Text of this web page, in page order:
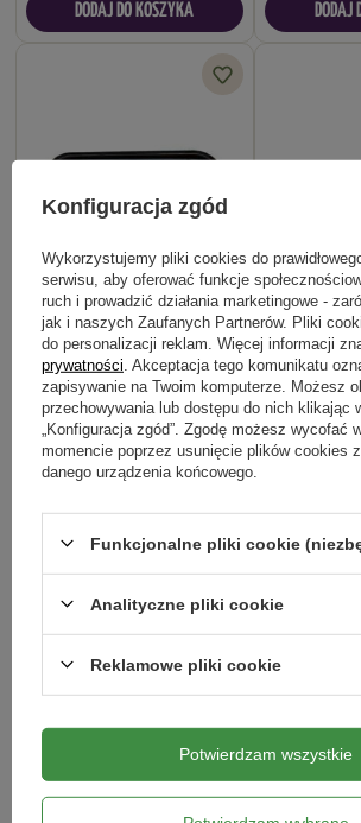
DODAJ DO KOSZYKA DODAJ
Taca Do Grillowania Ze Stali 34 x 24
x 2,5 cm MG247 GrillMaster
18,69 zł
DODAJ DO KOSZYKA
Szpikulce Do
MG135
5,49 zł
DODAJ
Szpikulec Do Kiełbasek MG279 – Stal
Chromowana dł. 102 cm GrillMaster
Podstawka
x 456 x 110
Konfiguracja zgód
Wykorzystujemy pliki cookies do
serwisu, aby oferować funkcje
ruch i prowadzić działania marketingowe -
jak i naszych Zaufanych Partnerów. Pliki
do personalizacji reklam. Więcej informacji
prywatności . Akceptacja tego komunikatu
zapisywanie na Twoim komputerze. Możesz
przechowywania lub dostępu do nich klikając
„Konfiguracja zgód”. Zgodę możesz wycofać
momencie poprzez usunięcie plików cookies
danego urządzenia końcowego.
Funkcjonalne pliki cookie
Analityczne pliki cookie
Reklamowe pliki cookie
Potwierdzam wszystkie